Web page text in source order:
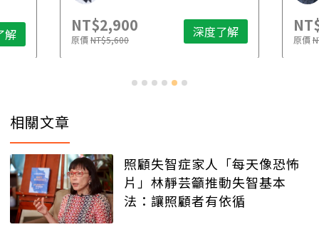
解 NT$2,900
原價NT$5,600 深度了解 原價
相關文章
照顧失智症家人「每天像恐怖
片」林靜芸籲推動失智基本
法：讓照顧者有依循